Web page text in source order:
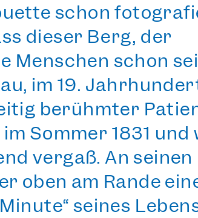
schon
dieser Berg, der
Menschen schon
im 19.
berühmter
Sommer 1831 und
vergaß. An seinen
oben am Rande
seines